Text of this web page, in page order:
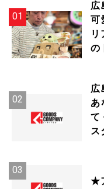
広
可
の
広
あ
て
ス
★